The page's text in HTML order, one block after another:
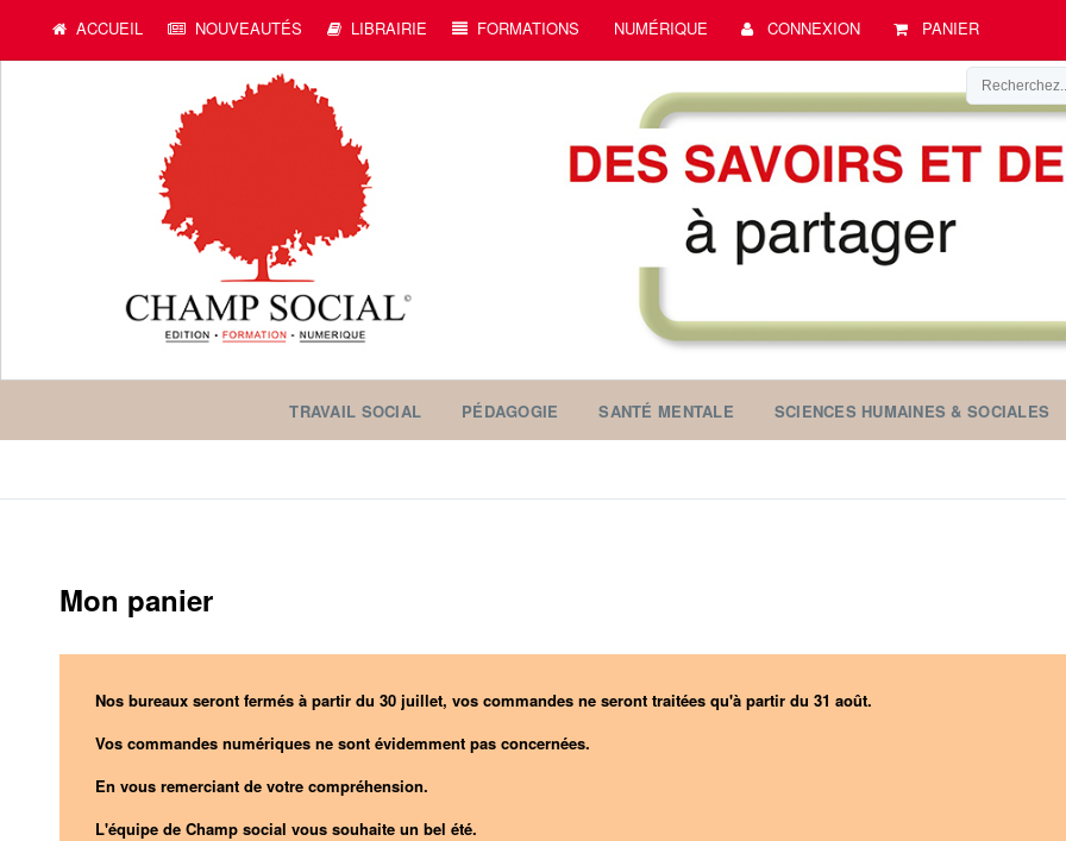
ACCUEIL NOUVEAUTÉS LIBRAIRIE FORMATIONS NUMÉRIQUE CONNEXION PANIER
TRAVAIL SOCIAL PÉDAGOGIE SANTÉ MENTALE SCIENCES HUMAINES & SOCIALES
Mon panier
Nos bureaux seront fermés à partir du 30 juillet, vos commandes ne seront traitées qu'à partir du 31 août.
Vos commandes numériques ne sont évidemment pas concernées.
En vous remerciant de votre compréhension.
L'équipe de Champ social vous souhaite un bel été.